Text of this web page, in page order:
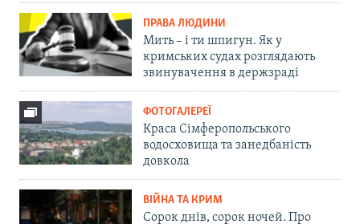
ПРАВА ЛЮДИНИ
Мить – і ти шпигун. Як у
кримських судах розглядають
звинувачення в держзраді
ФОТОГАЛЕРЕЇ
Краса Сімферопольського
водосховища та занедбаність
довкола
ВІЙНА ТА КРИМ
Сорок днів, сорок ночей. Про